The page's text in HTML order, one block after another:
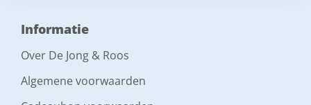
Informatie
Over De Jong & Roos
Algemene voorwaarden